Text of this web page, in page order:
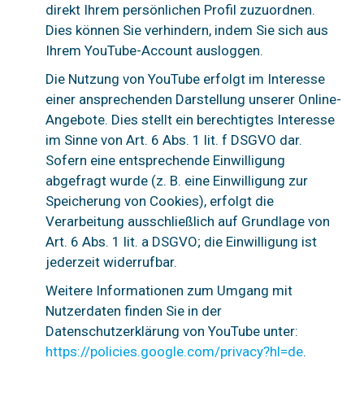
direkt Ihrem persönlichen Profil zuzuordnen.
Dies können Sie verhindern, indem Sie sich aus
Ihrem YouTube-Account ausloggen.
Die Nutzung von YouTube erfolgt im Interesse
einer ansprechenden Darstellung unserer Online-
Angebote. Dies stellt ein berechtigtes Interesse
im Sinne von Art. 6 Abs. 1 lit. f DSGVO dar.
Sofern eine entsprechende Einwilligung
abgefragt wurde (z. B. eine Einwilligung zur
Speicherung von Cookies), erfolgt die
Verarbeitung ausschließlich auf Grundlage von
Art. 6 Abs. 1 lit. a DSGVO; die Einwilligung ist
jederzeit widerrufbar.
Weitere Informationen zum Umgang mit
Nutzerdaten finden Sie in der
Datenschutzerklärung von YouTube unter:
https://policies.google.com/privacy?hl=de.